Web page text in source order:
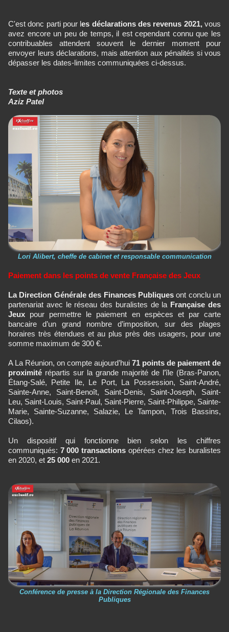
C'est donc parti pour les déclarations des revenus 2021,vous
avez encore un peu de temps, il est cependant connu que les
contribuables attendent souvent le dernier moment pour
envoyer leurs déclarations, mais attention aux pénalités si vous
dépasser les dates-limites communiquées ci-dessus.
Texte et photos
Aziz Patel
Lori Alibert, cheffe de cabinet et responsable communication
Paiement dans les points de vente Française des Jeux
La Direction Générale des Finances Publiquesont conclu un
partenariat avec le réseau des buralistes de la Française des
Jeux pour permettre le paiement en espèces et par carte
bancaire d’un grand nombre d’imposition, sur des plages
horaires très étendues et au plus près des usagers, pour une
somme maximum de 300 €.
A La Réunion, on compte aujourd’hui 71 points de paiement de
proximité répartis sur la grande majorité de l’île (Bras-Panon,
Étang-Salé, Petite Ile, Le Port, La Possession, Saint-André,
Sainte-Anne, Saint-Benoît, Saint-Denis, Saint-Joseph, Saint-
Leu, Saint-Louis, Saint-Paul, Saint-Pierre, Saint-Philippe, Sainte-
Marie, Sainte-Suzanne, Salazie, Le Tampon, Trois Bassins,
Cilaos).
Un dispositif qui fonctionne bien selon les chiffres
communiqués: 7 000 transactions opérées chez les buralistes
en 2020, et 25 000 en 2021.
Conférence de presse à la Direction Régionale des Finances
Publiques